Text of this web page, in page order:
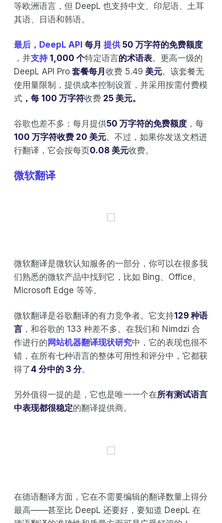
等欧洲语言，但 DeepL 也支持中文、印尼语、土耳
其语、日语和韩语。
最后，DeepL API 每月 提供 50 万字符的免费额度
，并支持 1,000 个特定语言的术语表。更高一级的
DeepL API Pro 套餐每月收费 5.49 美元。该套餐无
使用量限制，提供成本控制设置，并采用按需付费模
式 ，每 100 万字符收费 25 美元。
谷歌也差不多：每月提供50 万字符的免费额度 ，每
100 万字符收费 20 美元。不过，如果你发送文档进
行翻译，它会按每页0.08 美元收费。
微软翻译
微软翻译是微软认知服务的一部分，你可以在很多我
们熟悉的微软产品中找到它，比如 Bing、Office、
Microsoft Edge 等等。
微软翻译是谷歌翻译的有力竞争者。它支持129 种语
言 ，和谷歌的 133 种差不多。在我们和 Nimdzi 合
作进行的网站机器翻译现状研究中，它的表现也很不
错，在所有七种语言的整体可用性和评分中，它都获
得了4 分中的 3 分。
另外值得一提的是，它也是唯一一个在所有测试语言
中表现都很稳定的翻译提供商。
在德语翻译方面，它在不需要编辑的翻译数量上得分
最高——甚至比 DeepL 还要好，要知道 DeepL 在